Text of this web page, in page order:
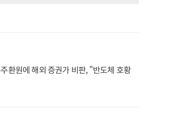
환원에 해외 증권가 비판, "반도체 호황